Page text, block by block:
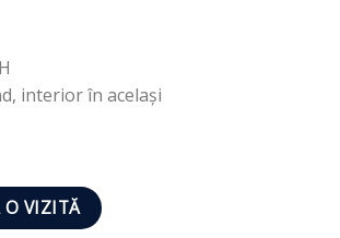
interior în același
O VIZITĂ